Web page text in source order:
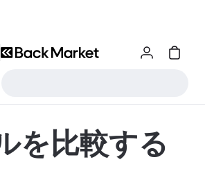
を比較する